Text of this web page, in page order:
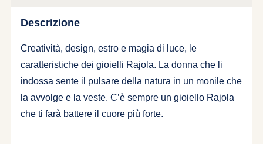
Descrizione
Creatività, design, estro e magia di luce, le
caratteristiche dei gioielli Rajola. La donna che li
indossa sente il pulsare della natura in un monile che
la avvolge e la veste. C’è sempre un gioiello Rajola
che ti farà battere il cuore più forte.